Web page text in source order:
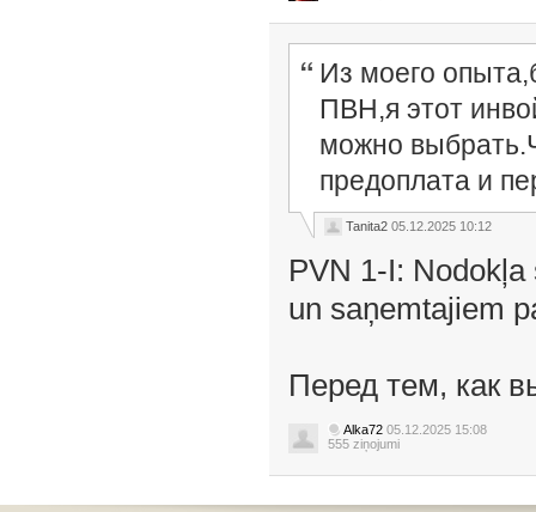
Из моего
ПВН,я этот
можно
предоплата и
Tanita2 05.12.2025 10:12
PVN 1-I:
un saņemtajiem
Перед тем, как
Alka72 05.12.2025 15:08
555 ziņojumi